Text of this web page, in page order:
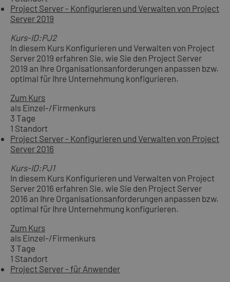
Project Server - Konfigurieren und Verwalten von Project
Server 2019
Kurs-ID:PJ2
In diesem Kurs Konfigurieren und Verwalten von Project
Server 2019 erfahren Sie, wie Sie den Project Server
2019 an Ihre Organisationsanforderungen anpassen bzw.
optimal für Ihre Unternehmung konfigurieren.
Zum Kurs
als Einzel-/Firmenkurs
3 Tage
1 Standort
Project Server - Konfigurieren und Verwalten von Project
Server 2016
Kurs-ID:PJ1
In diesem Kurs Konfigurieren und Verwalten von Project
Server 2016 erfahren Sie, wie Sie den Project Server
2016 an Ihre Organisationsanforderungen anpassen bzw.
optimal für Ihre Unternehmung konfigurieren.
Zum Kurs
als Einzel-/Firmenkurs
3 Tage
1 Standort
Project Server - für Anwender